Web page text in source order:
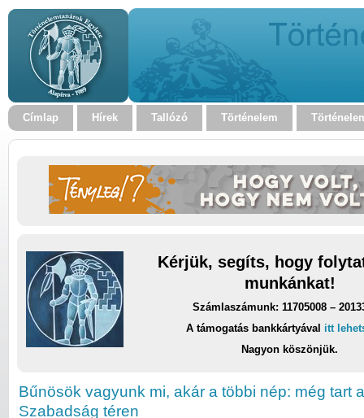
Címlap Hírek Tallózó Történelem
Kérjük, segíts, hogy
munkánkat!
Számlaszámunk: 11705008 –
A támogatás bankkártyával itt
Nagyon köszönjük.
Bűnösök vagyunk mi, akár a többi nép: még tart
Szabadság téren